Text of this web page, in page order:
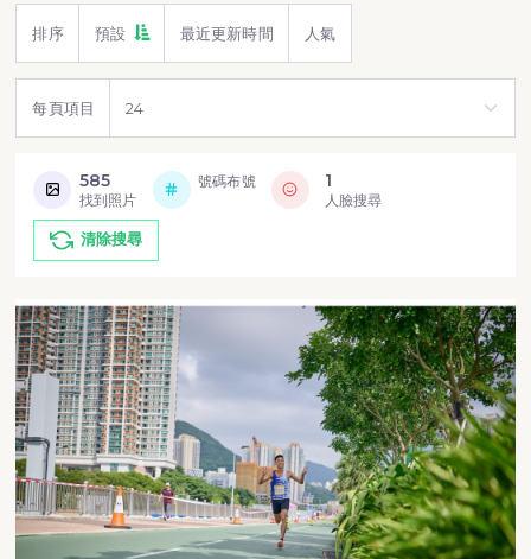
排序 預設 最近更新時間 人氣
每頁項目
585
找到照片
號碼布號 1
人臉搜尋
清除搜尋